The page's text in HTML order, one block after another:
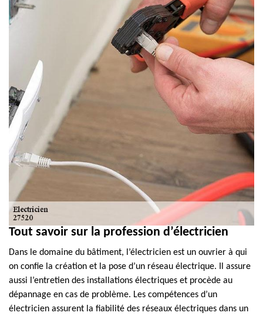
Tout savoir sur la profession d’électricien
Dans le domaine du bâtiment, l’électricien est un ouvrier à qui
on confie la création et la pose d’un réseau électrique. Il assure
aussi l’entretien des installations électriques et procède au
dépannage en cas de problème. Les compétences d’un
électricien assurent la fiabilité des réseaux électriques dans un